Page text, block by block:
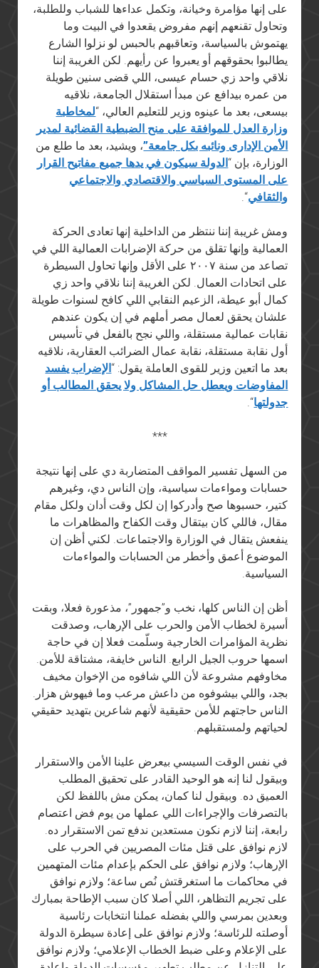
على إنها مؤامرة وخيانة، وتكمل عداءها للشباب وللطلبة،
وتحاول تقنعهم إنهم مفروض يقعدوا في البيت وما
يهتموش بالسياسة، وتعاقبهم بالحبس لو نزلوا الشارع
يطالبوا بحقوقهم أو يعبروا عن رأيهم. لكن الغريبة إننا
نلاقي واحد زي حسام عيسى، اللي قضى سنين طويلة
من عمره بيدافع عن مبدأ استقلال الجامعة، نلاقيه
بيسعى، بعد ما عينوه وزير للتعليم العالي، “لمخاطبة
وزارة العدل للموافقة على منح الضبطية القضائية لمدير
الأمن الإدارى ونائبه بكل جامعة”، ويشيد، بعد ما طلع من
الوزارة، بإن “الدولة سيكون في يدها جميع مفاتيح القرار
على المستوى السياسي والاقتصادي والاجتماعي
والثقافي“.
ومش غريبة إننا ننتظر من الداخلية إنها تعادى الحركة
العمالية وإنها تقلق من حركة الإضرابات العمالية اللي في
تصاعد من سنة ٢٠٠٧ على الأقل وإنها تحاول السيطرة
على اتحادات العمال. لكن الغريبة إننا نلاقي واحد زي
كمال أبو عيطة، الزعيم النقابي اللي كافح لسنوات طويلة
علشان يحقق لعمال مصر أملهم في إن يكون عندهم
نقابات عمالية مستقلة، واللي نجح بالفعل في تأسيس
أول نقابة مستقلة، نقابة عمال الضرائب العقارية، نلاقيه
بعد ما اتعين وزير للقوى العاملة يقول: “الإضراب يفسد
المفاوضات ويعطل حل المشاكل ولا يحقق المطالب أو
جدولتها“.
***
من السهل تفسير المواقف المتضاربة دي على إنها نتيجة
حسابات ومواءمات سياسية، وإن الناس دي، وغيرهم
كتير، حسبوها صح وأدركوا إن لكل وقت أدان ولكل مقام
مقال، فاللي كان بيتقال وقت الكفاح والمظاهرات ما
ينفعش يتقال في الوزارة والاجتماعات. لكني أظن إن
الموضوع أعمق وأخطر من الحسابات والمواءمات
السياسية.
أظن إن الناس كلها، نخب و”جمهور”، مذعورة فعلا، وبقت
أسيرة لخطاب الأمن والحرب على الإرهاب، وصدقت
نظرية المؤامرات الخارجية وسلّمت فعلا إن في حاجة
اسمها حروب الجيل الرابع. الناس خايفة، مشتاقة للأمن.
مخاوفهم مشروعة لأن اللي شافوه من الإخوان مخيف
بجد، واللي بيشوفوه من داعش مرعب وما فيهوش هزار.
الناس حاجتهم للأمن حقيقية لأنهم شاعرين بتهديد حقيقي
لحياتهم ولمستقبلهم.
في نفس الوقت السيسي بيعرض علينا الأمن والاستقرار
وبيقول لنا إنه هو الوحيد القادر على تحقيق المطلب
العميق ده. وبيقول لنا كمان، يمكن مش باللفظ لكن
بالتصرفات والإجراءات اللي عملها من يوم فض اعتصام
رابعة، إننا لازم نكون مستعدين ندفع تمن الاستقرار ده.
لازم نوافق على قتل مئات المصريين في الحرب على
الإرهاب؛ ولازم نوافق على الحكم بإعدام مئات المتهمين
في محاكمات ما استغرقتش نُص ساعة؛ ولازم نوافق
على تجريم التظاهر، اللي أصلا كان سبب الإطاحة بمبارك
وبعدين بمرسي واللي بفضله عملنا انتخابات رئاسية
أوصلته للرئاسة؛ ولازم نوافق على إعادة سيطرة الدولة
على الإعلام وعلى ضبط الخطاب الإعلامي؛ ولازم نوافق